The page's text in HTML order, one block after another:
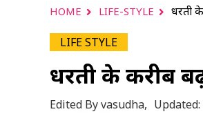
HOME LIFE-STYLE धरती
LIFE STYLE
धरती के करीब
Edited By vasudha, Updated: